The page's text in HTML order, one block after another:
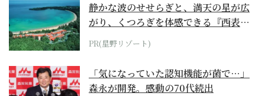
静かな波のせせらぎと、満天の星が広
がり、くつろぎを体感できる『西表島
ホテル by...
PR(星野リゾート)
「気になっていた認知機能が菌で…」
森永が開発。感動の70代続出